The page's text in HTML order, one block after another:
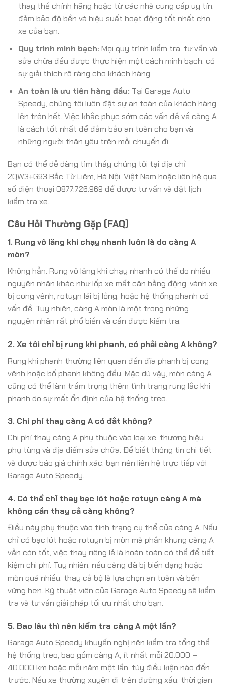
thay thế chính hãng hoặc từ các nhà cung cấp uy tín,
đảm bảo độ bền và hiệu suất hoạt động tốt nhất cho
xe của bạn.
Quy trình minh bạch: Mọi quy trình kiểm tra, tư vấn và
sửa chữa đều được thực hiện một cách minh bạch, có
sự giải thích rõ ràng cho khách hàng.
An toàn là ưu tiên hàng đầu: Tại Garage Auto
Speedy, chúng tôi luôn đặt sự an toàn của khách hàng
lên trên hết. Việc khắc phục sớm các vấn đề về càng A
là cách tốt nhất để đảm bảo an toàn cho bạn và
những người thân yêu trên mỗi chuyến đi.
Bạn có thể dễ dàng tìm thấy chúng tôi tại địa chỉ
2QW3+G93 Bắc Từ Liêm, Hà Nội, Việt Nam hoặc liên hệ qua
số điện thoại 0877.726.969 để được tư vấn và đặt lịch
kiểm tra xe.
Câu Hỏi Thường Gặp (FAQ)
1. Rung vô lăng khi chạy nhanh luôn là do càng A
mòn?
Không hẳn. Rung vô lăng khi chạy nhanh có thể do nhiều
nguyên nhân khác như lốp xe mất cân bằng động, vành xe
bị cong vênh, rotuyn lái bị lỏng, hoặc hệ thống phanh có
vấn đề. Tuy nhiên, càng A mòn là một trong những
nguyên nhân rất phổ biến và cần được kiểm tra.
2. Xe tôi chỉ bị rung khi phanh, có phải càng A không?
Rung khi phanh thường liên quan đến đĩa phanh bị cong
vênh hoặc bố phanh không đều. Mặc dù vậy, mòn càng A
cũng có thể làm trầm trọng thêm tình trạng rung lắc khi
phanh do sự mất ổn định của hệ thống treo.
3. Chi phí thay càng A có đắt không?
Chi phí thay càng A phụ thuộc vào loại xe, thương hiệu
phụ tùng và địa điểm sửa chữa. Để biết thông tin chi tiết
và được báo giá chính xác, bạn nên liên hệ trực tiếp với
Garage Auto Speedy.
4. Có thể chỉ thay bạc lót hoặc rotuyn càng A mà
không cần thay cả càng không?
Điều này phụ thuộc vào tình trạng cụ thể của càng A. Nếu
chỉ có bạc lót hoặc rotuyn bị mòn mà phần khung càng A
vẫn còn tốt, việc thay riêng lẻ là hoàn toàn có thể để tiết
kiệm chi phí. Tuy nhiên, nếu càng đã bị biến dạng hoặc
mòn quá nhiều, thay cả bộ là lựa chọn an toàn và bền
vững hơn. Kỹ thuật viên của Garage Auto Speedy sẽ kiểm
tra và tư vấn giải pháp tối ưu nhất cho bạn.
5. Bao lâu thì nên kiểm tra càng A một lần?
Garage Auto Speedy khuyến nghị nên kiểm tra tổng thể
hệ thống treo, bao gồm càng A, ít nhất mỗi 20.000 –
40.000 km hoặc mỗi năm một lần, tùy điều kiện nào đến
trước. Nếu xe thường xuyên đi trên đường xấu, thời gian